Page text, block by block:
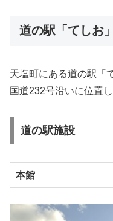
道の駅「てしお」
天塩町にある道の駅「
国道232号沿いに位置し
道の駅施設
本館